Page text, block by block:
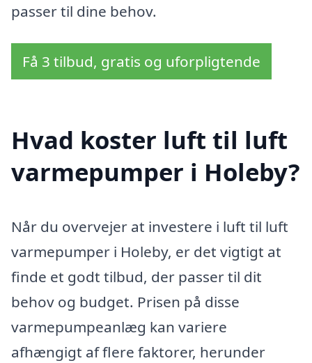
passer til dine behov.
Få 3 tilbud, gratis og uforpligtende
Hvad koster luft til luft
varmepumper i Holeby?
Når du overvejer at investere i luft til luft
varmepumper i Holeby, er det vigtigt at
finde et godt tilbud, der passer til dit
behov og budget. Prisen på disse
varmepumpeanlæg kan variere
afhængigt af flere faktorer, herunder